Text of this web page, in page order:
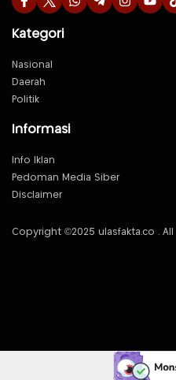
Kategori
Nasional
Daerah
Politik
Informasi
Info Iklan
Pedoman Media Siber
Disclaimer
Copyright ©2025 ulasfakta.co . All